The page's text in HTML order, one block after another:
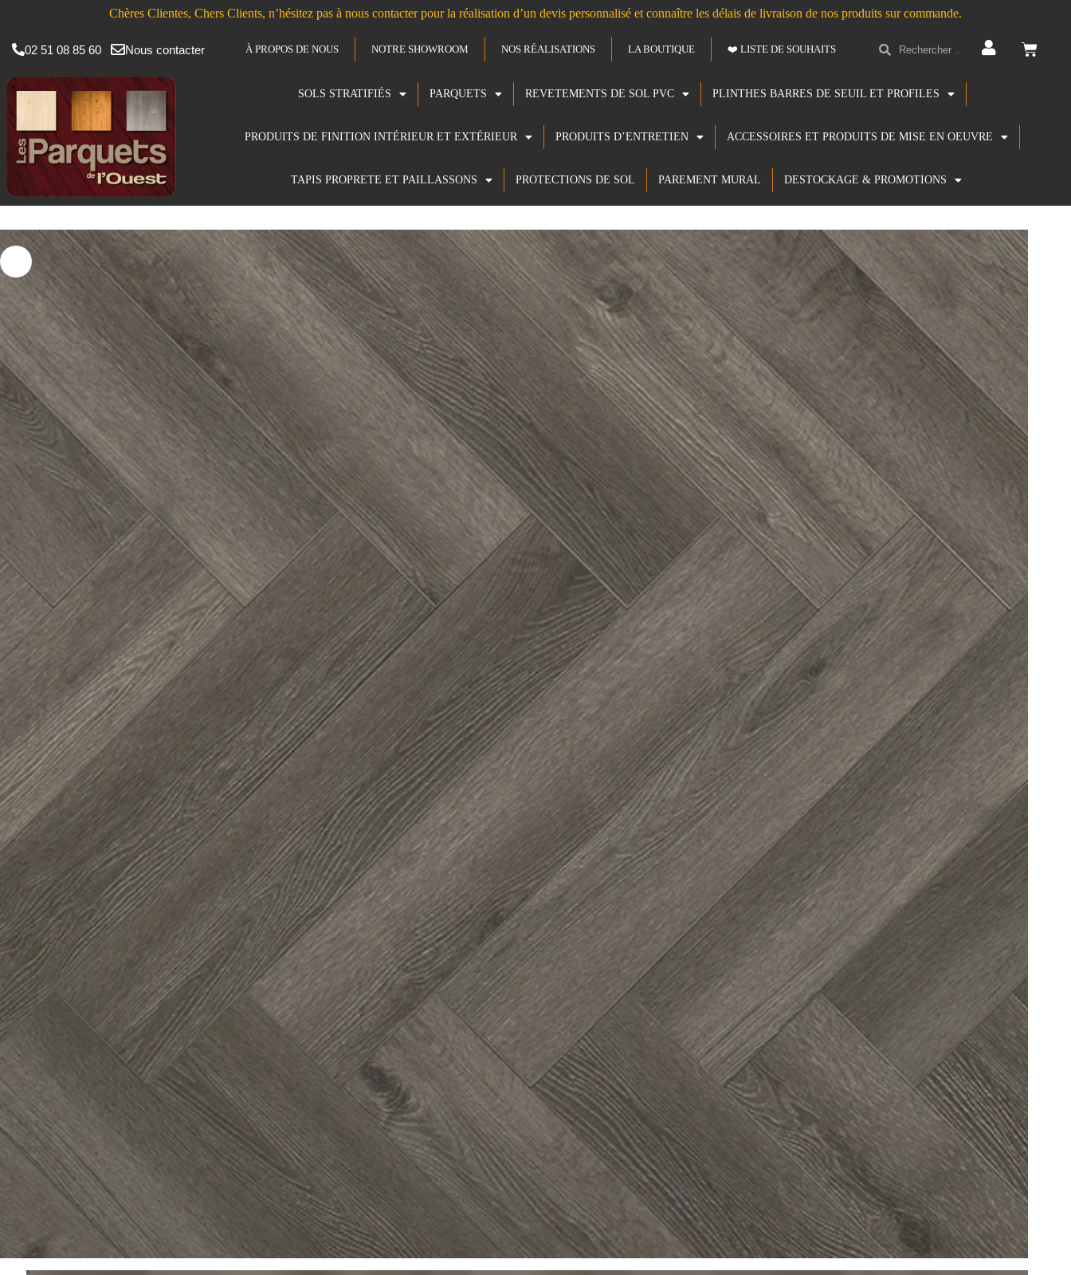
Chères Clientes, Chers Clients, n’hésitez pas à nous contacter pour la réalisation d’un devis personnalisé et connaître les délais de livraison de nos produits sur commande.
02 51 08 85 60 Nous contacter À PROPOS DE NOUS NOTRE SHOWROOM NOS RÉALISATIONS LA BOUTIQUE ❤️ LISTE DE SOUHAITS
SOLS STRATIFIÉS PARQUETS REVETEMENTS DE SOL PVC PLINTHES BARRES DE SEUIL ET PROFILES
PRODUITS DE FINITION INTÉRIEUR ET EXTÉRIEUR PRODUITS D’ENTRETIEN ACCESSOIRES ET PRODUITS DE MISE EN OEUVRE
TAPIS PROPRETE ET PAILLASSONS PROTECTIONS DE SOL PAREMENT MURAL DESTOCKAGE & PROMOTIONS